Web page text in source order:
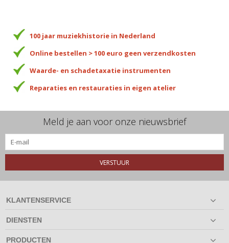
100 jaar muziekhistorie in Nederland
Online bestellen > 100 euro geen verzendkosten
Waarde- en schadetaxatie instrumenten
Reparaties en restauraties in eigen atelier
Meld je aan voor onze nieuwsbrief
VERSTUUR
KLANTENSERVICE
DIENSTEN
PRODUCTEN